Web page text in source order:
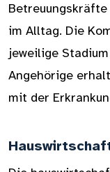
im Alltag. Die
jeweilige
Angehörige
mit der